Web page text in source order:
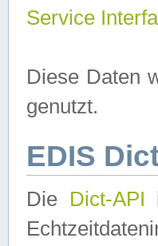
Service
Diese Daten
genutzt.
EDIS
Die Dict-API